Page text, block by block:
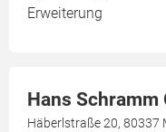
Erweiterung
Hans Schramm
Häberlstraße 20, 80337